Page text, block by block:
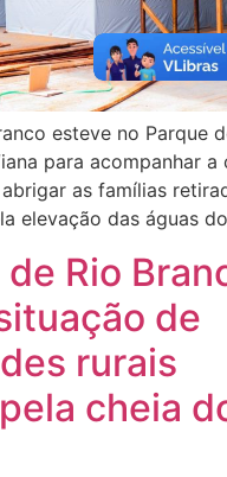
esteve no Parque
para acompanhar a
as famílias
elevação das águas
Rio
de
rurais
cheia